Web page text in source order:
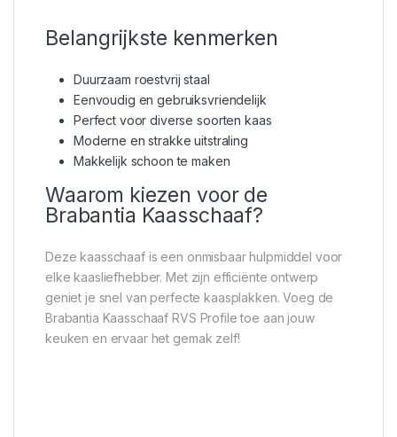
Belangrijkste kenmerken
Duurzaam roestvrij staal
Eenvoudig en gebruiksvriendelijk
Perfect voor diverse soorten kaas
Moderne en strakke uitstraling
Makkelijk schoon te maken
Waarom kiezen voor de
Brabantia Kaasschaaf?
Deze kaasschaaf is een onmisbaar hulpmiddel voor
elke kaasliefhebber. Met zijn efficiënte ontwerp
geniet je snel van perfecte kaasplakken. Voeg de
Brabantia Kaasschaaf RVS Profile toe aan jouw
keuken en ervaar het gemak zelf!